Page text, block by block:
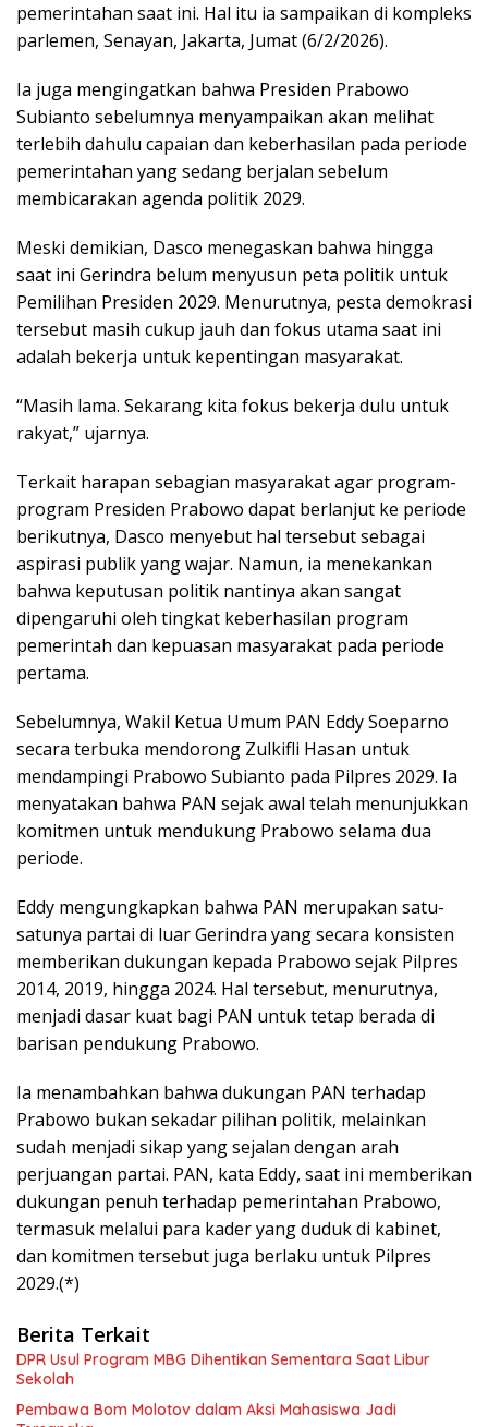
pemerintahan saat ini. Hal itu ia sampaikan di kompleks
parlemen, Senayan, Jakarta, Jumat (6/2/2026).
Ia juga mengingatkan bahwa Presiden Prabowo
Subianto sebelumnya menyampaikan akan melihat
terlebih dahulu capaian dan keberhasilan pada periode
pemerintahan yang sedang berjalan sebelum
membicarakan agenda politik 2029.
Meski demikian, Dasco menegaskan bahwa hingga
saat ini Gerindra belum menyusun peta politik untuk
Pemilihan Presiden 2029. Menurutnya, pesta demokrasi
tersebut masih cukup jauh dan fokus utama saat ini
adalah bekerja untuk kepentingan masyarakat.
“Masih lama. Sekarang kita fokus bekerja dulu untuk
rakyat,” ujarnya.
Terkait harapan sebagian masyarakat agar program-
program Presiden Prabowo dapat berlanjut ke periode
berikutnya, Dasco menyebut hal tersebut sebagai
aspirasi publik yang wajar. Namun, ia menekankan
bahwa keputusan politik nantinya akan sangat
dipengaruhi oleh tingkat keberhasilan program
pemerintah dan kepuasan masyarakat pada periode
pertama.
Sebelumnya, Wakil Ketua Umum PAN Eddy Soeparno
secara terbuka mendorong Zulkifli Hasan untuk
mendampingi Prabowo Subianto pada Pilpres 2029. Ia
menyatakan bahwa PAN sejak awal telah menunjukkan
komitmen untuk mendukung Prabowo selama dua
periode.
Eddy mengungkapkan bahwa PAN merupakan satu-
satunya partai di luar Gerindra yang secara konsisten
memberikan dukungan kepada Prabowo sejak Pilpres
2014, 2019, hingga 2024. Hal tersebut, menurutnya,
menjadi dasar kuat bagi PAN untuk tetap berada di
barisan pendukung Prabowo.
Ia menambahkan bahwa dukungan PAN terhadap
Prabowo bukan sekadar pilihan politik, melainkan
sudah menjadi sikap yang sejalan dengan arah
perjuangan partai. PAN, kata Eddy, saat ini memberikan
dukungan penuh terhadap pemerintahan Prabowo,
termasuk melalui para kader yang duduk di kabinet,
dan komitmen tersebut juga berlaku untuk Pilpres
2029.(*)
Berita Terkait
DPR Usul Program MBG Dihentikan Sementara Saat Libur
Sekolah
Pembawa Bom Molotov dalam Aksi Mahasiswa Jadi